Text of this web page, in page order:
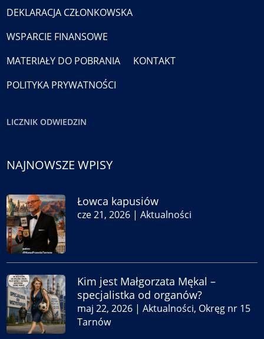
DEKLARACJA CZŁONKOWSKA
WSPARCIE FINANSOWE
MATERIAŁY DO POBRANIA
KONTAKT
POLITYKA PRYWATNOŚCI
LICZNIK ODWIEDZIN
NAJNOWSZE WPISY
Łowca kapusiów
cze 21, 2026 |Aktualności
Kim jest Małgorzata Mękal –
specjalistka od organów?
maj 22, 2026 |Aktualności, Okręg nr 15
Tarnów